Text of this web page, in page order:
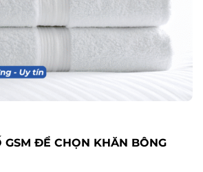
GSM ĐỂ CHỌN KHĂN BÔNG